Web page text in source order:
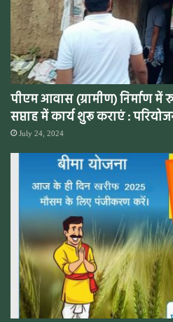
पीएम आवास (ग्रामीण) निर्माण में
सप्ताह में कार्य शुरू कराएं :
July 24, 2024